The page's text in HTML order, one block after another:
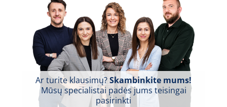
Ar turite klausimų?Skambinkite mums!
Mūsų specialistai padės jums teisingai
pasirinkti